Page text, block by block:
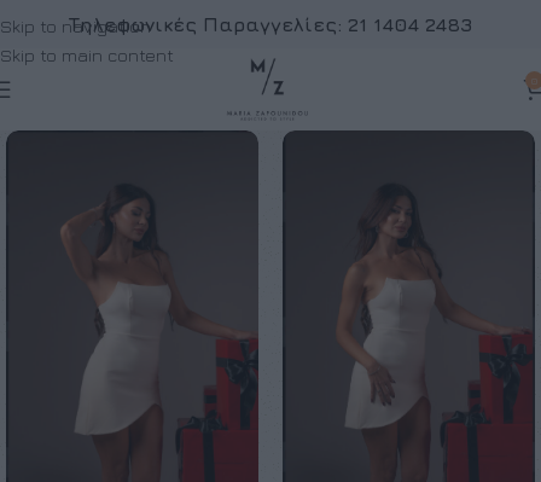
Skip to navigation
Skip to main content
Τηλεφωνικές Παραγγελίες: 21 1404 2483